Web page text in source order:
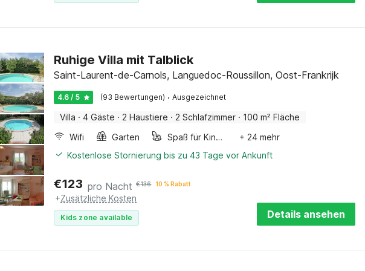
Ruhige Villa mit Talblick
Saint-Laurent-de-Carnols, Languedoc-Roussillon, Oost-Frankrijk
4.6 / 5 (93 Bewertungen) · Ausgezeichnet
Villa · 4 Gäste · 2 Haustiere · 2 Schlafzimmer · 100 m² Fläche
Wifi
Garten Spaß für Kinder
+ 24 mehr
Kostenlose Stornierung bis zu 43 Tage vor Ankunft
€123 pro Nacht €136 10 % Rabatt
+Zusätzliche Kosten
Kids zone available Details ansehen